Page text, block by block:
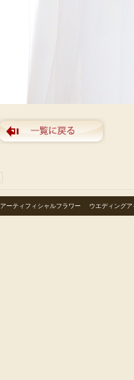
アーティフィシャルフラワー｜ ウエディングア